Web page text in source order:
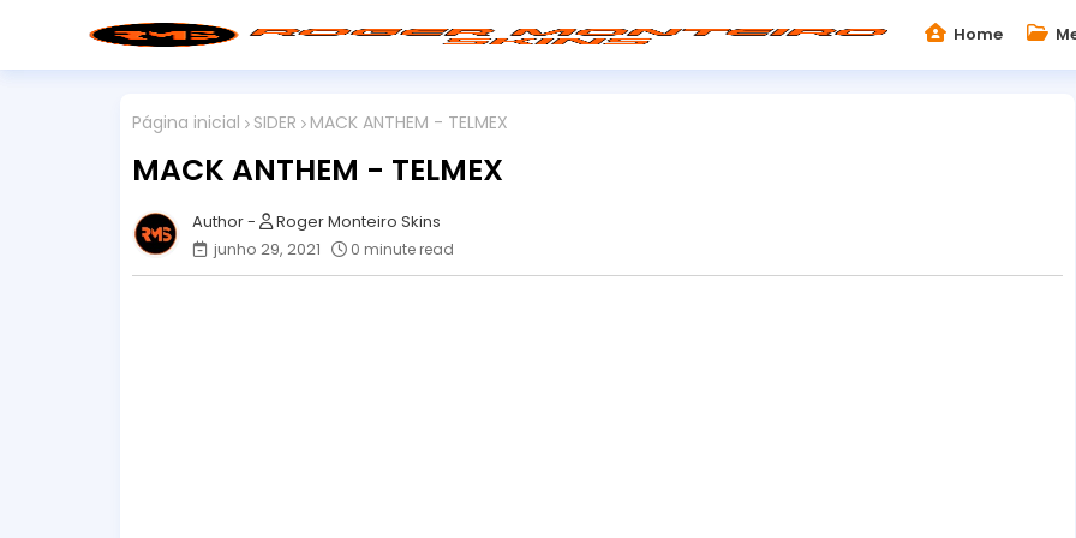
Home
Página inicial SIDER MACK ANTHEM - TELMEX
MACK ANTHEM - TELMEX
Roger Monteiro Skins
junho 29, 2021
0 minute read